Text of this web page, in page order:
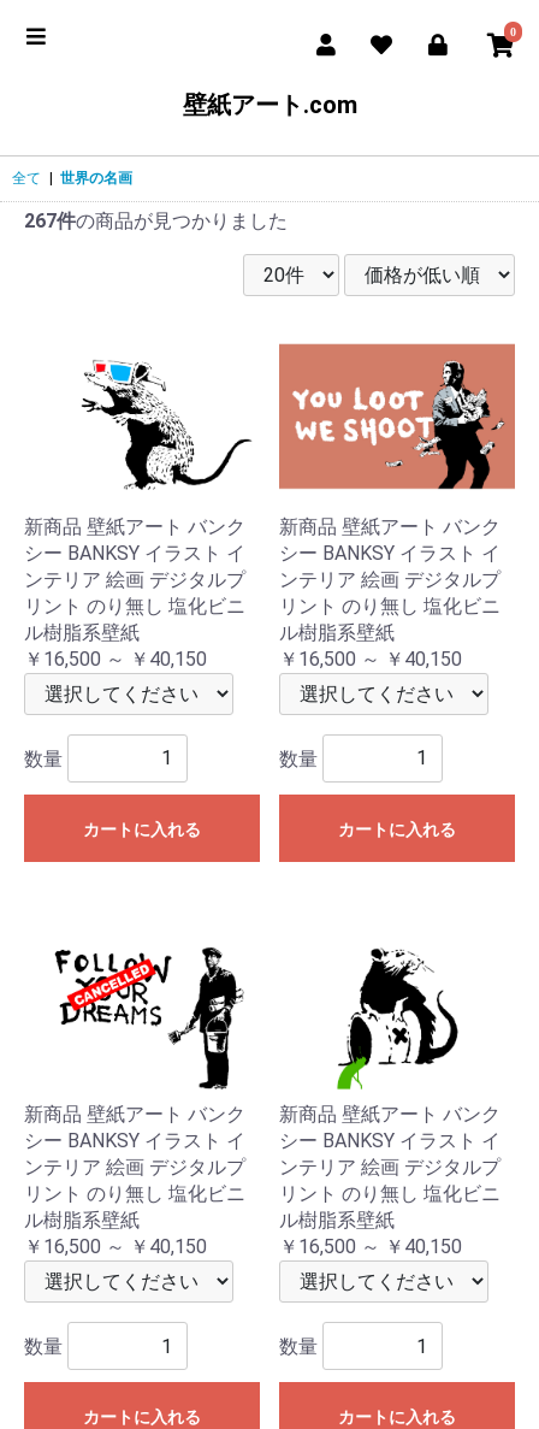
0
壁紙アート.com
全て 世界の名画
267件の商品が見つかりました
新商品 壁紙アート バンク
シー BANKSY イラスト イ
ンテリア 絵画 デジタルプ
リント のり無し 塩化ビニ
ル樹脂系壁紙
￥16,500 ～ ￥40,150
数量
カートに入れる
新商品 壁紙アート バンク
シー BANKSY イラスト イ
ンテリア 絵画 デジタルプ
リント のり無し 塩化ビニ
ル樹脂系壁紙
￥16,500 ～ ￥40,150
数量
カートに入れる
新商品 壁紙アート バンク
シー BANKSY イラスト イ
ンテリア 絵画 デジタルプ
リント のり無し 塩化ビニ
ル樹脂系壁紙
￥16,500 ～ ￥40,150
数量
カートに入れる
新商品 壁紙アート バンク
シー BANKSY イラスト イ
ンテリア 絵画 デジタルプ
リント のり無し 塩化ビニ
ル樹脂系壁紙
￥16,500 ～ ￥40,150
数量
カートに入れる